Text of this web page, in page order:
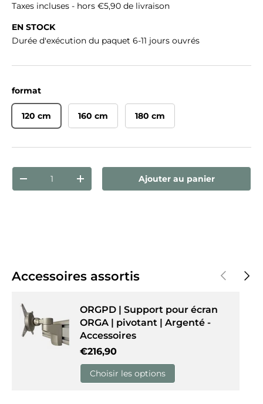
Taxes incluses - hors €5,90 de livraison
EN STOCK
Durée d'exécution du paquet 6-11 jours ouvrés
format
120 cm 160 cm 180 cm
Qté
Diminuer la quantitéAugmenter la quantité
Ajouter au panier
Accessoires assortis Précédent
ORGPD | Support pour écran
ORGA | pivotant | Argenté -
Accessoires
Prix habituel
€216,90
Choisir les options